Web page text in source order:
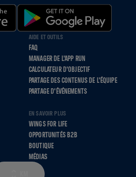
AIDE ET OUTILS
FAQ
MANAGER DE L'APP RUN
CALCULATEUR D'OBJECTIF
PARTAGE DES CONTENUS DE L'ÉQUIPE
PARTAGE D'ÉVÉNEMENTS
EN SAVOIR PLUS
WINGS FOR LIFE
OPPORTUNITÉS B2B
BOUTIQUE
MÉDIAS